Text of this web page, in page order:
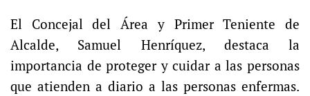
El Concejal del Área y Primer Teniente de
Alcalde, Samuel Henríquez, destaca la
importancia de proteger y cuidar a las personas
que atienden a diario a las personas enfermas.